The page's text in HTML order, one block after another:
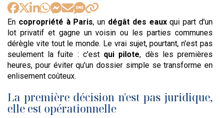
En copropriété à Paris, un dégât des eauxqui part d'un
lot privatif et gagne un voisin ou les parties communes
dérègle vite tout le monde. Le vrai sujet, pourtant, n'est pas
seulement la fuite : c'est qui pilote, dès les premières
heures, pour éviter qu'un dossier simple se transforme en
enlisement coûteux.
La première décision n'est pas juridique,
elle est opérationnelle